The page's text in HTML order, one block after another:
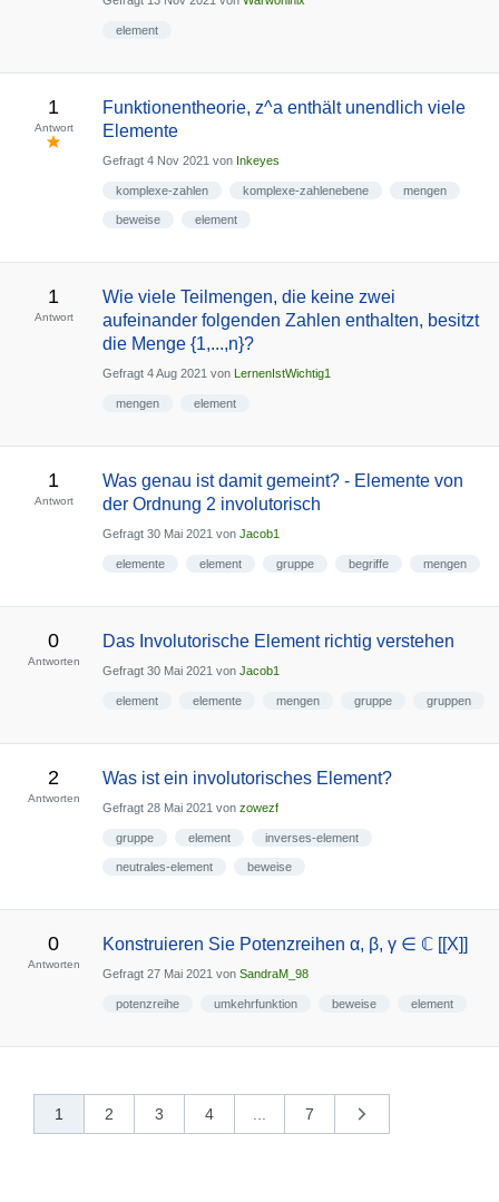
element
1
Antwort
Funktionentheorie, z^a enthält unendlich viele
Elemente
Gefragt 4 Nov 2021 von Inkeyes
komplexe-zahlen komplexe-zahlenebene mengen
beweise element
1
Antwort
Wie viele Teilmengen, die keine zwei
aufeinander folgenden Zahlen enthalten, besitzt
die Menge {1,...,n}?
Gefragt 4 Aug 2021 von LernenIstWichtig1
mengen element
1
Antwort
Was genau ist damit gemeint? - Elemente von
der Ordnung 2 involutorisch
Gefragt 30 Mai 2021 von Jacob1
elemente element gruppe begriffe mengen
0
Antworten
Das Involutorische Element richtig verstehen
Gefragt 30 Mai 2021 von Jacob1
element elemente mengen gruppe gruppen
2
Antworten
Was ist ein involutorisches Element?
Gefragt 28 Mai 2021 von zowezf
gruppe element inverses-element
neutrales-element beweise
0
Antworten
Konstruieren Sie Potenzreihen α, β, γ ∈ ℂ [[X]]
Gefragt 27 Mai 2021 von SandraM_98
potenzreihe umkehrfunktion beweise element
1 2 3 4 7